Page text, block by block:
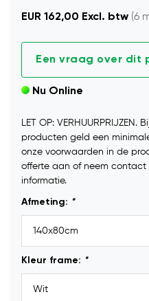
EUR 162,00 Excl. btw (6
Een vraag over dit
Nu Online
LET OP: VERHUURPRIJZEN.
producten geld een
onze voorwaarden in de
offerte aan of neem contact
informatie.
Afmeting: *
Kleur frame: *